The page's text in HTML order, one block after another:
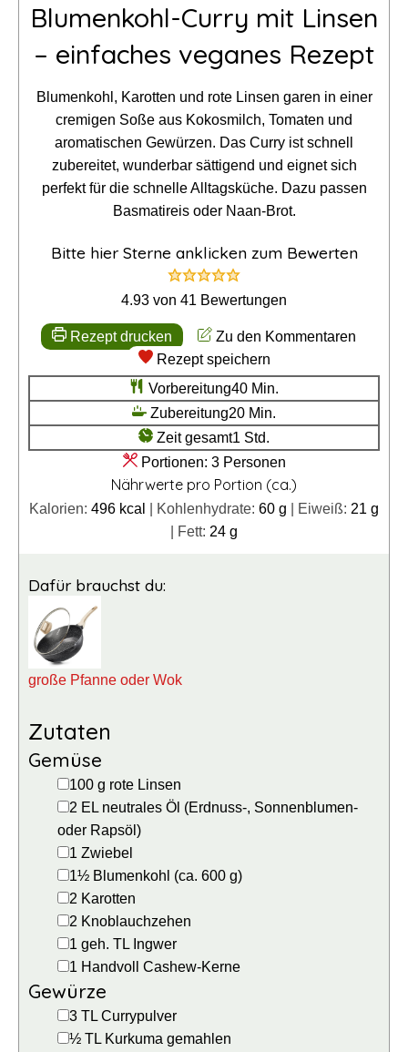
Blumenkohl-Curry mit Linsen
– einfaches veganes Rezept
Blumenkohl, Karotten und rote Linsen garen in einer
cremigen Soße aus Kokosmilch, Tomaten und
aromatischen Gewürzen. Das Curry ist schnell
zubereitet, wunderbar sättigend und eignet sich
perfekt für die schnelle Alltagsküche. Dazu passen
Basmatireis oder Naan-Brot.
Bitte hier Sterne anklicken zum Bewerten
4.93 von 41 Bewertungen
Rezept drucken
Zu den Kommentaren
Rezept speichern
Vorbereitung40Minuten
Min.
Zubereitung20Minuten
Min.
Zeit gesamt1 Stunde
Std.
Portionen: 3 Personen
Nährwerte pro Portion (ca.)
Kalorien: 496 kcal Kohlenhydrate: 60 g Eiweiß: 21 g
Fett: 24 g
Dafür brauchst du:
große Pfanne oder Wok
Zutaten
Gemüse
▢
100 g rote Linsen
▢
2 EL neutrales Öl (Erdnuss-, Sonnenblumen-
oder Rapsöl)
▢1 Zwiebel
▢
1½ Blumenkohl (ca. 600 g)
▢
2 Karotten
▢
2 Knoblauchzehen
▢
1 geh. TL Ingwer
▢1 Handvoll Cashew-Kerne
Gewürze
▢
3 TL Currypulver
▢
½ TL Kurkuma gemahlen